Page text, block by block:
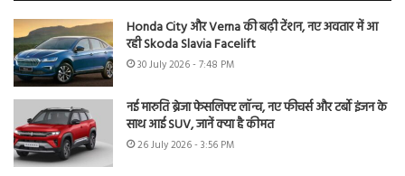
Honda City और Verna की बढ़ी टेंशन, नए अवतार में आ
रही Skoda Slavia Facelift
30 July 2026 - 7:48 PM
नई मारुति ब्रेजा फेसलिफ्ट लॉन्च, नए फीचर्स और टर्बो इंजन के
साथ आई SUV, जानें क्या है कीमत
26 July 2026 - 3:56 PM